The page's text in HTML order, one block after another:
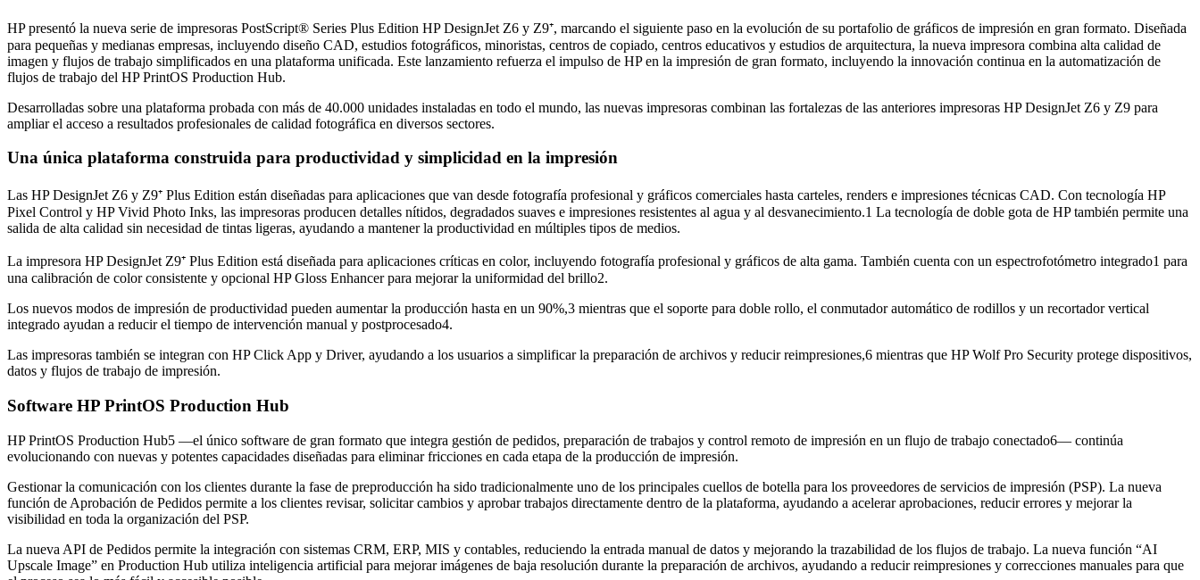
HP presentó la nueva serie de impresoras PostScript® Series Plus Edition HP DesignJet Z6 y Z9⁺, marcando el siguiente paso en la evolución de su portafolio de gráficos de impresión en gran formato. Diseñada
para pequeñas y medianas empresas, incluyendo diseño CAD, estudios fotográficos, minoristas, centros de copiado, centros educativos y estudios de arquitectura, la nueva impresora combina alta calidad de
imagen y flujos de trabajo simplificados en una plataforma unificada. Este lanzamiento refuerza el impulso de HP en la impresión de gran formato, incluyendo la innovación continua en la automatización de
flujos de trabajo del HP PrintOS Production Hub.
Desarrolladas sobre una plataforma probada con más de 40.000 unidades instaladas en todo el mundo, las nuevas impresoras combinan las fortalezas de las anteriores impresoras HP DesignJet Z6 y Z9 para
ampliar el acceso a resultados profesionales de calidad fotográfica en diversos sectores.
Una única plataforma construida para productividad y simplicidad en la impresión
Las HP DesignJet Z6 y Z9⁺ Plus Edition están diseñadas para aplicaciones que van desde fotografía profesional y gráficos comerciales hasta carteles, renders e impresiones técnicas CAD. Con tecnología HP
Pixel Control y HP Vivid Photo Inks, las impresoras producen detalles nítidos, degradados suaves e impresiones resistentes al agua y al desvanecimiento.1 La tecnología de doble gota de HP también permite una
salida de alta calidad sin necesidad de tintas ligeras, ayudando a mantener la productividad en múltiples tipos de medios.
La impresora HP DesignJet Z9⁺ Plus Edition está diseñada para aplicaciones críticas en color, incluyendo fotografía profesional y gráficos de alta gama. También cuenta con un espectrofotómetro integrado1 para
una calibración de color consistente y opcional HP Gloss Enhancer para mejorar la uniformidad del brillo2.
Los nuevos modos de impresión de productividad pueden aumentar la producción hasta en un 90%,3 mientras que el soporte para doble rollo, el conmutador automático de rodillos y un recortador vertical
integrado ayudan a reducir el tiempo de intervención manual y postprocesado4.
Las impresoras también se integran con HP Click App y Driver, ayudando a los usuarios a simplificar la preparación de archivos y reducir reimpresiones,6 mientras que HP Wolf Pro Security protege dispositivos,
datos y flujos de trabajo de impresión.
Software HP PrintOS Production Hub
HP PrintOS Production Hub5 —el único software de gran formato que integra gestión de pedidos, preparación de trabajos y control remoto de impresión en un flujo de trabajo conectado6— continúa
evolucionando con nuevas y potentes capacidades diseñadas para eliminar fricciones en cada etapa de la producción de impresión.
Gestionar la comunicación con los clientes durante la fase de preproducción ha sido tradicionalmente uno de los principales cuellos de botella para los proveedores de servicios de impresión (PSP). La nueva
función de Aprobación de Pedidos permite a los clientes revisar, solicitar cambios y aprobar trabajos directamente dentro de la plataforma, ayudando a acelerar aprobaciones, reducir errores y mejorar la
visibilidad en toda la organización del PSP.
La nueva API de Pedidos permite la integración con sistemas CRM, ERP, MIS y contables, reduciendo la entrada manual de datos y mejorando la trazabilidad de los flujos de trabajo. La nueva función “AI
Upscale Image” en Production Hub utiliza inteligencia artificial para mejorar imágenes de baja resolución durante la preparación de archivos, ayudando a reducir reimpresiones y correcciones manuales para que